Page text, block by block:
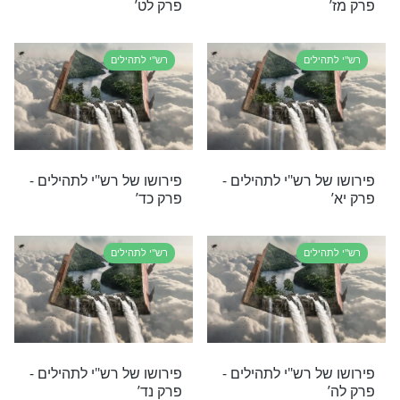
רש"י לתהילים -
רש"י לתהילים
פירושו של רש"י לתהילים -
פרק לא’
רש"י לתהילים